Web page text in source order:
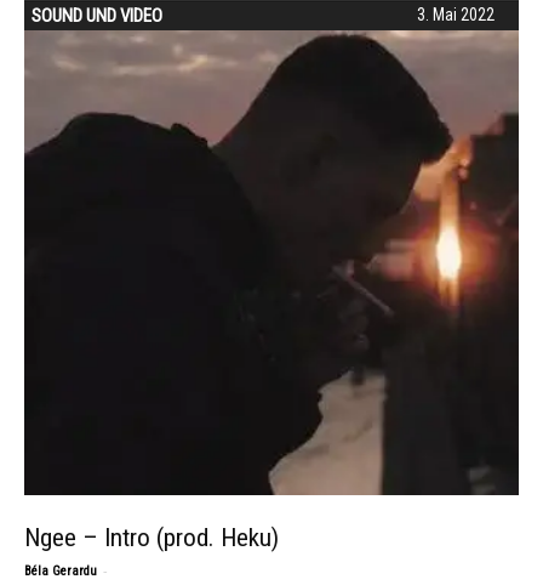
3. Mai 2022
SOUND UND VIDEO
Ngee – Intro (prod. Heku)
Béla Gerardu -